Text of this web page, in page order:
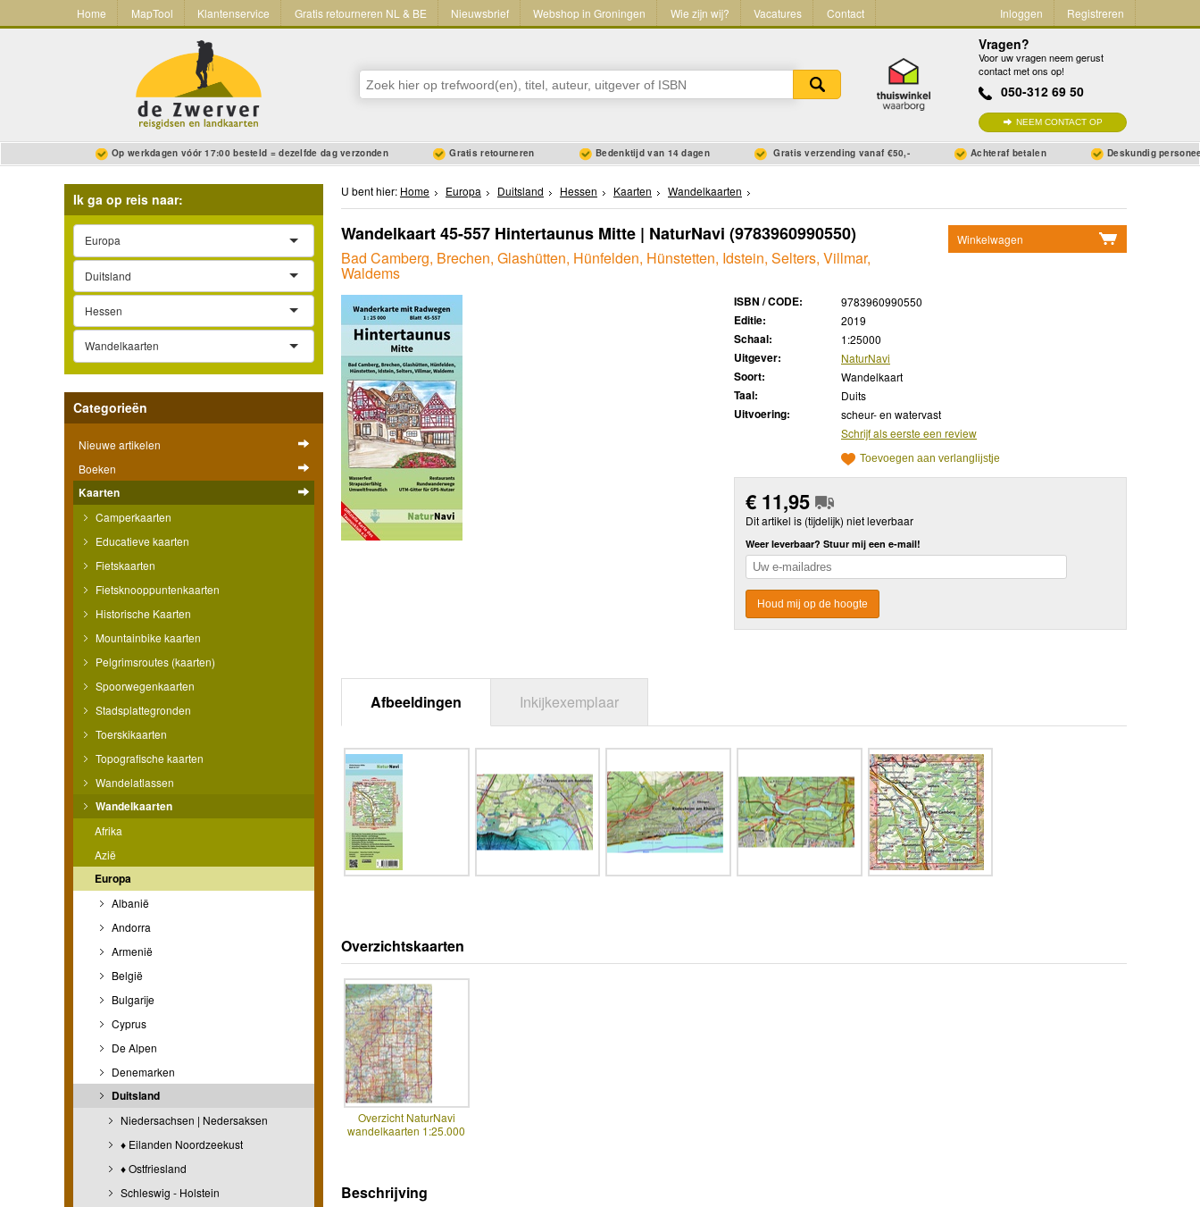
Home MapTool Klantenservice Gratis retourneren NL & BE Nieuwsbrief Webshop in Groningen Wie zijn wij? Vacatures Contact Inloggen Registreren
Vragen?
Voor uw vragen neem gerust
contact met ons op!
050-312 69 50
NEEM CONTACT OP
Op werkdagen vóór 17:00 besteld = dezelfde dag verzonden Gratis retourneren Bedenktijd van 14 dagen Gratis verzending vanaf €50,- Achteraf betalen Deskundig
Ik ga op reis naar:
Europa
Duitsland
Hessen
Wandelkaarten
Categorieën
Nieuwe artikelen
Boeken
Kaarten
Camperkaarten
Educatieve kaarten
Fietskaarten
Fietsknooppuntenkaarten
Historische Kaarten
Mountainbike kaarten
Pelgrimsroutes (kaarten)
Spoorwegenkaarten
Stadsplattegronden
Toerskikaarten
Topografische kaarten
Wandelatlassen
Wandelkaarten
Afrika
Azië
Europa
Albanië
Andorra
Armenië
België
Bulgarije
Cyprus
De Alpen
Denemarken
Duitsland
Niedersachsen | Nedersaksen
♦ Eilanden Noordzeekust
♦ Ostfriesland
Schleswig - Holstein
U bent hier: Home Europa Duitsland Hessen Kaarten Wandelkaarten
Winkelwagen
Wandelkaart 45-557 Hintertaunus Mitte | NaturNavi (9783960990550)
Bad Camberg, Brechen, Glashütten, Hünfelden, Hünstetten, Idstein, Selters, Villmar,
Waldems
ISBN / CODE: 9783960990550
Editie: 2019
Schaal: 1:25000
Uitgever: NaturNavi
Soort: Wandelkaart
Taal: Duits
Uitvoering:
scheur- en watervast
Schrijf als eerste een review
Toevoegen aan verlanglijstje
€ 11,95
Dit artikel is (tijdelijk) niet leverbaar
Weer leverbaar? Stuur mij een e-mail!
Houd mij op de hoogte
Afbeeldingen Inkijkexemplaar
Overzichtskaarten
Overzicht NaturNavi
wandelkaarten 1:25.000
Beschrijving